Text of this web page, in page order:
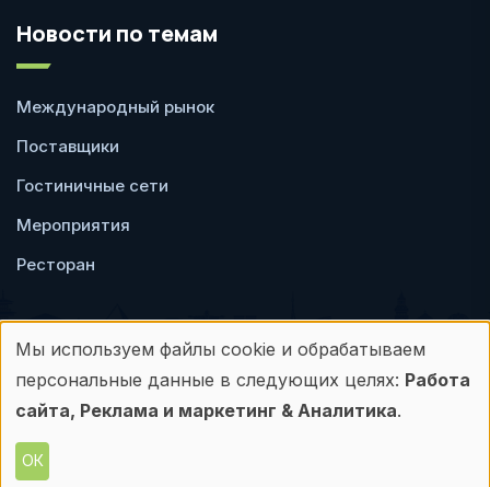
Новости по темам
Международный рынок
Поставщики
Гостиничные сети
Мероприятия
Ресторан
Пользовательское
соглашение
Политика
конфиденциальности
Использование
персональных
данных
Мы используем файлы cookie и обрабатываем
персональные данные в следующих целях: Работа
сайта, Реклама и маркетинг & Аналитика.
ОК